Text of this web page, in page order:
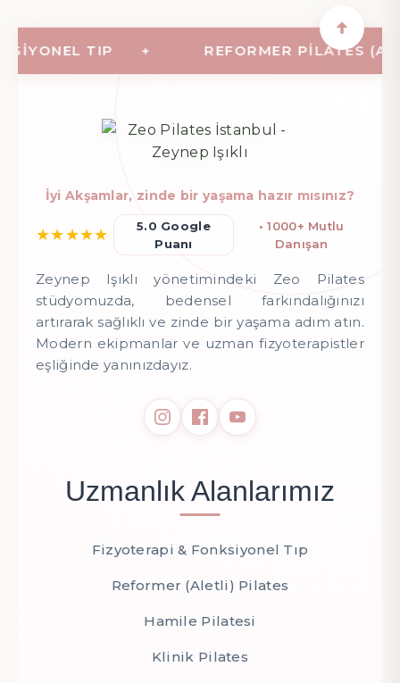
TIP REFORMER PILATES
İyi Akşamlar, zinde bir yaşama hazır mısınız?
★★★★★
5.0 Google
Puanı
• 1000+ Mutlu
Danışan
Zeynep Işıklı yönetimindeki Zeo Pilates
stüdyomuzda, bedensel farkındalığınızı
artırarak sağlıklı ve zinde bir yaşama adım atın.
Modern ekipmanlar ve uzman fizyoterapistler
eşliğinde yanınızdayız.
Uzmanlık Alanlarımız
Fizyoterapi & Fonksiyonel Tıp
Reformer (Aletli) Pilates
Hamile Pilatesi
Klinik Pilates